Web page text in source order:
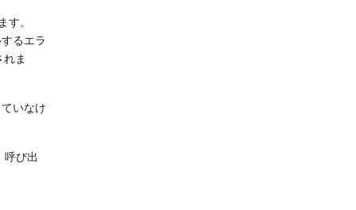
。
るエラ
ま
いなけ
呼び出